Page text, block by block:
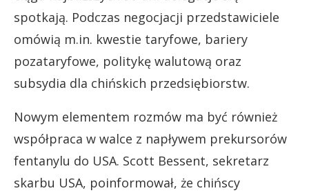
spotkają. Podczas negocjacji przedstawiciele
omówią m.in. kwestie taryfowe, bariery
pozataryfowe, politykę walutową oraz
subsydia dla chińskich przedsiębiorstw.
Nowym elementem rozmów ma być również
współpraca w walce z napływem prekursorów
fentanylu do USA. Scott Bessent, sekretarz
skarbu USA, poinformował, że chińscy